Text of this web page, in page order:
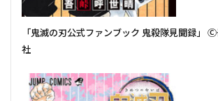
「鬼滅の刃公式ファンブック 鬼殺隊見聞録」
社